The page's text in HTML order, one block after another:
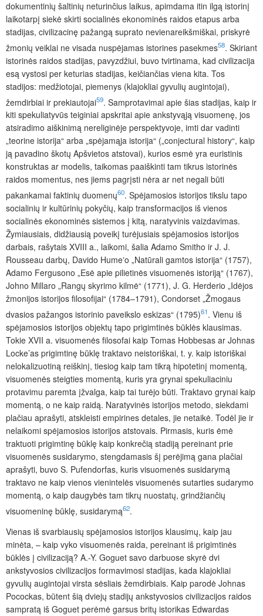
dokumentinių šaltinių neturinčius laikus, apimdama itin ilgą istorinį
laikotarpį siekė skirti socialinės ekonominės raidos etapus arba
stadijas, civilizacinę pažangą suprato nevienareikšmiškai, priskyrė
žmonių veiklai ne visada nuspėjamas istorines pasekmes58. Skiriant
istorinės raidos stadijas, pavyzdžiui, buvo tvirtinama, kad civilizacija
esą vystosi per keturias stadijas, keičiančias viena kita. Tos
stadijos: medžiotojai, piemenys (klajokliai gyvulių augintojai),
žemdirbiai ir prekiautojai59. Samprotavimai apie šias stadijas, kaip ir
kiti spekuliatyvūs teiginiai apskritai apie ankstyvąją visuomenę, jos
atsiradimo aiškinimą nereliginėje perspektyvoje, imti dar vadinti
„teorine istorija“ arba „spėjamąja istorija“ („conjectural history“, kaip
ją pavadino škotų Apšvietos atstovai), kurios esmė yra euristinis
konstruktas ar modelis, taikomas paaiškinti tam tikrus istorinės
raidos momentus, nes jiems pagrįsti nėra ar net negali būti
pakankamai faktinių duomenų60. Spėjamosios istorijos tikslu tapo
socialinių ir kultūrinių pokyčių, kaip transformacijos iš vienos
socialinės ekonominės sistemos į kitą, naratyvinis vaizdavimas.
Žymiausiais, didžiausią poveikį turėjusiais spėjamosios istorijos
darbais, rašytais XVIII a., laikomi, šalia Adamo Smitho ir J. J.
Rousseau darbų, Davido Humeʼo „Natūrali gamtos istorija“ (1757),
Adamo Fergusono „Esė apie pilietinės visuomenės istoriją“ (1767),
Johno Millaro „Rangų skyrimo kilmė“ (1771), J. G. Herderio „Idėjos
žmonijos istorijos filosofijai“ (1784–1791), Condorset „Žmogaus
dvasios pažangos istorinio paveikslo eskizas“ (1795)61. Vienu iš
spėjamosios istorijos objektų tapo prigimtinės būklės klausimas.
Tokie XVII a. visuomenės filosofai kaip Tomas Hobbesas ar Johnas
Locke’as prigimtinę būklę traktavo neistoriškai, t. y. kaip istoriškai
nelokalizuotiną reiškinį, tiesiog kaip tam tikrą hipotetinį momentą,
visuomenės steigties momentą, kuris yra grynai spekuliaciniu
protavimu paremta įžvalga, kaip tai turėjo būti. Traktavo grynai kaip
momentą, o ne kaip raidą. Naratyvinės istorijos metodo, siekdami
plačiau aprašyti, atskleisti empirines detales, jie netaikė. Todėl jie ir
nelaikomi spėjamosios istorijos atstovais. Pirmasis, kuris ėmė
traktuoti prigimtinę būklę kaip konkrečią stadiją pereinant prie
visuomenės susidarymo, stengdamasis šį perėjimą gana plačiai
aprašyti, buvo S. Pufendorfas, kuris visuomenės susidarymą
traktavo ne kaip vienos vienintelės visuomenės sutarties sudarymo
momentą, o kaip daugybės tam tikrų nuostatų, grindžiančių
visuomeninę būklę, susidarymą62.
Vienas iš svarbiausių spėjamosios istorijos klausimų, kaip jau
minėta, – kaip vyko visuomenės raida, pereinant iš prigimtinės
būklės į civilizaciją? A.-Y. Goguet savo darbuose skyrė dvi
ankstyvosios civilizacijos formavimosi stadijas, kada klajokliai
gyvulių augintojai virsta sėsliais žemdirbiais. Kaip parodė Johnas
Pocockas, būtent šią dviejų stadijų ankstyvosios civilizacijos raidos
sampratą iš Goguet perėmė garsus britų istorikas Edwardas